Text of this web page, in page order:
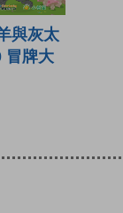
與灰太
冒牌大